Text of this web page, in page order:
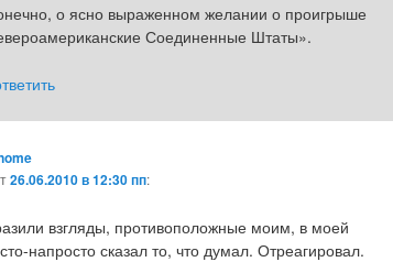
о ясно выраженном желании о проигрыше
Соединенные Штаты».
26.06.2010 в 12:30 пп:
взгляды, противоположные моим, в моей
напросто сказал то, что думал. Отреагировал.